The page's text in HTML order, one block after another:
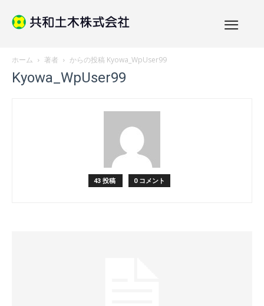
ホーム 著者 からの投稿 Kyowa_WpUser99
Kyowa_WpUser99
43 投稿 0 コメント